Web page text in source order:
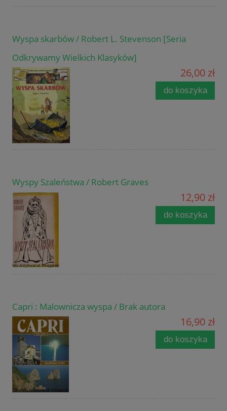
Wyspa skarbów / Robert L. Stevenson [Seria
Odkrywamy Wielkich Klasyków]
26,00 zł
do koszyka
Wyspy Szaleństwa / Robert Graves
12,90 zł
do koszyka
Capri : Malownicza wyspa / Brak autora
16,90 zł
do koszyka